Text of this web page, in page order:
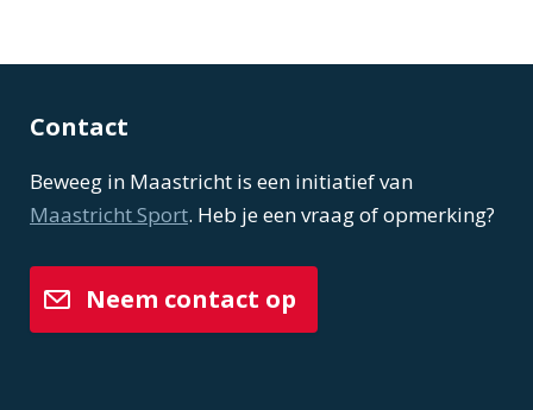
Contact
Beweeg in Maastricht is een initiatief van
Maastricht Sport. Heb je een vraag of opmerking?
Neem contact op